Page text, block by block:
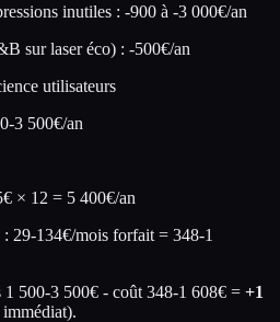
inutiles : -900 à -3 000€/an
sur laser éco) : -500€/an
utilisateurs
3 500€/an
× 12 = 5 400€/an
: 29-134€/mois forfait = 348-1
1 500-3 500€ - coût 348-1 608€ = +1